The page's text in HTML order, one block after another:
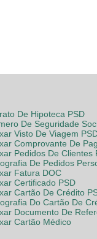
De Hipoteca PSD
De Seguridade
Visto De Viagem
Comprovante De
Pedidos De Clientes
De Pedidos
Fatura DOC
Certificado PSD
Cartão De Crédito
Do Cartão De
Documento De
Cartão Médico